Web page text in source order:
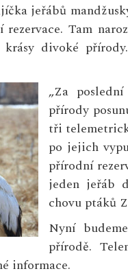
jeřábů
Tam
divoké
„Za
přírody
tři
po jejich
přírodní
jeden jeřáb
chovu ptáků
Nyní
přírodě.
informace.